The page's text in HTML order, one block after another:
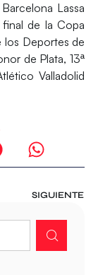
Lassa
de la Copa
los Deportes de
de Plata, 13ª
Valladolid
SIGUIENTE